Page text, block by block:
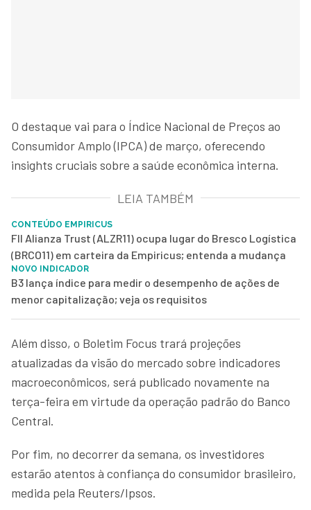
O destaque vai para o Índice Nacional de Preços ao
Consumidor Amplo (IPCA) de março, oferecendo
insights cruciais sobre a saúde econômica interna.
LEIA TAMBÉM
CONTEÚDO EMPIRICUS
FII Alianza Trust (ALZR11) ocupa lugar do Bresco Logística
(BRCO11) em carteira da Empiricus; entenda a mudança
NOVO INDICADOR
B3 lança índice para medir o desempenho de ações de
menor capitalização; veja os requisitos
Além disso, o Boletim Focus trará projeções
atualizadas da visão do mercado sobre indicadores
macroeconômicos, será publicado novamente na
terça-feira em virtude da operação padrão do Banco
Central.
Por fim, no decorrer da semana, os investidores
estarão atentos à confiança do consumidor brasileiro,
medida pela Reuters/Ipsos.